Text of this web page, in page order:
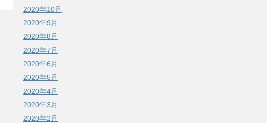
2020年10月
2020年9月
2020年8月
2020年7月
2020年6月
2020年5月
2020年4月
2020年3月
2020年2月